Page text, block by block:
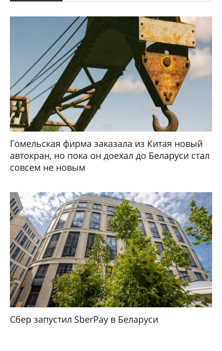
Гомельская фирма заказала из Китая новый
автокран, но пока он доехал до Беларуси стал
совсем не новым
Сбер запустил SberPay в Беларуси